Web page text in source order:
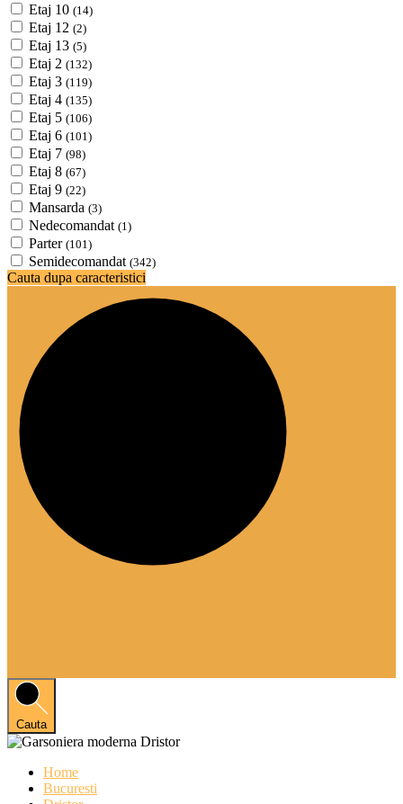
Etaj 10 (14)
Etaj 12 (2)
Etaj 13 (5)
Etaj 2 (132)
Etaj 3 (119)
Etaj 4 (135)
Etaj 5 (106)
Etaj 6 (101)
Etaj 7 (98)
Etaj 8 (67)
Etaj 9 (22)
Mansarda (3)
Nedecomandat (1)
Parter (101)
Semidecomandat (342)
Cauta dupa caracteristici
Cauta
Home
Bucuresti